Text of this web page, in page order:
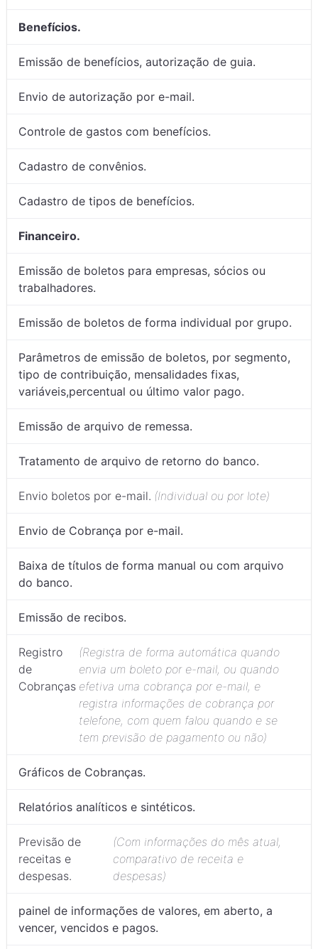
Benefícios.
Emissão de benefícios, autorização de guia.
Envio de autorização por e-mail.
Controle de gastos com benefícios.
Cadastro de convênios.
Cadastro de tipos de benefícios.
Financeiro.
Emissão de boletos para empresas, sócios ou
trabalhadores.
Emissão de boletos de forma individual por grupo.
Parâmetros de emissão de boletos, por segmento,
tipo de contribuição, mensalidades fixas,
variáveis,percentual ou último valor pago.
Emissão de arquivo de remessa.
Tratamento de arquivo de retorno do banco.
Envio boletos por e-mail. (Individual ou por lote)
Envio de Cobrança por e-mail.
Baixa de títulos de forma manual ou com arquivo
do banco.
Emissão de recibos.
Registro
de
Cobranças
(Registra de forma automática quando
envia um boleto por e-mail, ou quando
efetiva uma cobrança por e-mail, e
registra informações de cobrança por
telefone, com quem falou quando e se
tem previsão de pagamento ou não)
Gráficos de Cobranças.
Relatórios analíticos e sintéticos.
Previsão de
receitas e
despesas.
(Com informações do mês atual,
comparativo de receita e
despesas)
painel de informações de valores, em aberto, a
vencer, vencidos e pagos.